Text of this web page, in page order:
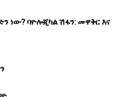
ነው? ባዮሎጂካል ሽፋን: መዋቅር እና